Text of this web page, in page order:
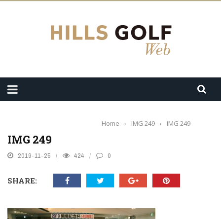
Home › IMG 249 › IMG 249
IMG 249
2019-11-25 424 0
SHARE: